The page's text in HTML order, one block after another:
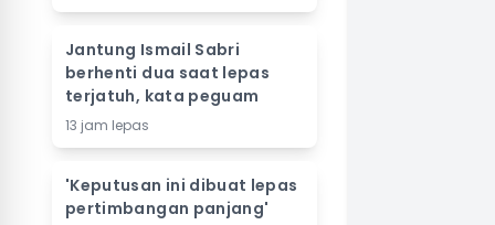
Jantung Ismail Sabri
berhenti dua saat lepas
terjatuh, kata peguam
13 jam lepas
'Keputusan ini dibuat lepas
pertimbangan panjang'